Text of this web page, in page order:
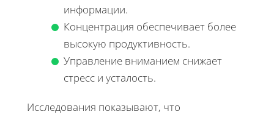
информации.
Концентрация обеспечивает более
высокую продуктивность.
Управление вниманием снижает
стресс и усталость.
Исследования показывают, что